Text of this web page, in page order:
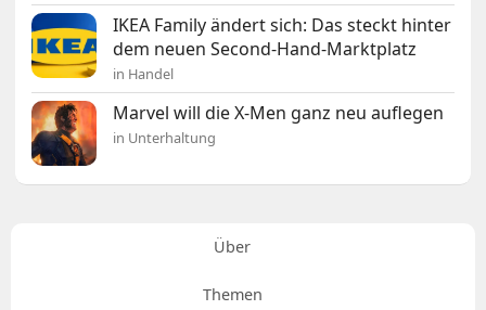
IKEA Family ändert sich: Das steckt hinter
dem neuen Second-Hand-Marktplatz
in Handel
Marvel will die X-Men ganz neu auflegen
in Unterhaltung
Über
Themen